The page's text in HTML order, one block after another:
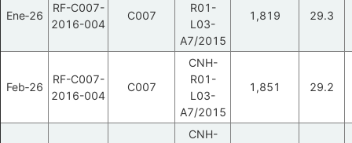
Ene‑26
RF-C007-
2016-004
C007
R01-
L03-
A7/2015
1,819 29.3
Feb‑26
RF-C007-
2016-004
C007
CNH-
R01-
L03-
A7/2015
1,851 29.2
CNH-